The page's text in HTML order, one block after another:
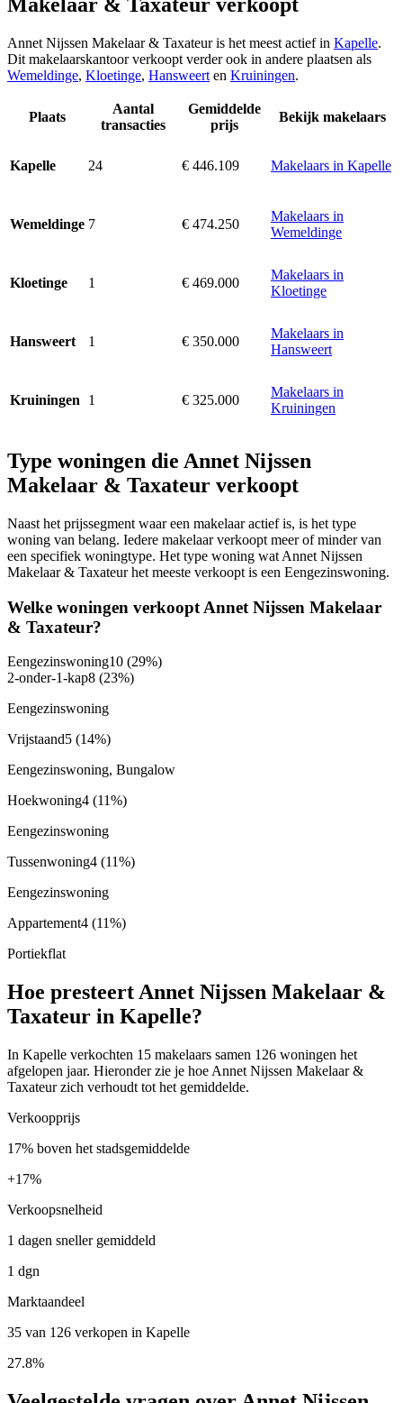
Makelaar & Taxateur verkoopt
Annet Nijssen Makelaar & Taxateur is het meest actief in Kapelle.
Dit makelaarskantoor verkoopt verder ook in andere plaatsen als
Wemeldinge, Kloetinge, Hansweert en Kruiningen.
Plaats
Aantal
transacties
Gemiddelde
prijs
Bekijk makelaars
Kapelle 24 € 446.109 Makelaars in Kapelle
Wemeldinge 7 € 474.250
Makelaars in
Wemeldinge
Kloetinge 1 € 469.000
Makelaars in
Kloetinge
Hansweert 1 € 350.000
Makelaars in
Hansweert
Kruiningen 1 € 325.000
Makelaars in
Kruiningen
Type woningen die Annet Nijssen
Makelaar & Taxateur verkoopt
Naast het prijssegment waar een makelaar actief is, is het type
woning van belang. Iedere makelaar verkoopt meer of minder van
een specifiek woningtype. Het type woning wat Annet Nijssen
Makelaar & Taxateur het meeste verkoopt is een Eengezinswoning.
Welke woningen verkoopt Annet Nijssen Makelaar
& Taxateur?
Eengezinswoning10 (29%)
2-onder-1-kap8 (23%)
Eengezinswoning
Vrijstaand5 (14%)
Eengezinswoning, Bungalow
Hoekwoning4 (11%)
Eengezinswoning
Tussenwoning4 (11%)
Eengezinswoning
Appartement4 (11%)
Portiekflat
Hoe presteert Annet Nijssen Makelaar &
Taxateur in Kapelle?
In Kapelle verkochten 15 makelaars samen 126 woningen het
afgelopen jaar. Hieronder zie je hoe Annet Nijssen Makelaar &
Taxateur zich verhoudt tot het gemiddelde.
Verkoopprijs
17% boven het stadsgemiddelde
+17%
Verkoopsnelheid
1 dagen sneller gemiddeld
1 dgn
Marktaandeel
35 van 126 verkopen in Kapelle
27.8%